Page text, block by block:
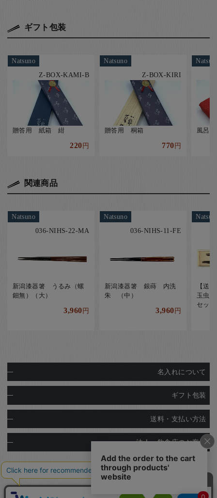
ギフト包装
Natsuno
Z-BOX-KAMI-B
贈答用 紙箱 紺
220円
Natsuno
Z-BOX-KIRI
贈答用 桐箱
770円
風呂
関連商品
Natsuno
036-NIHS-22-MA
新潟漆器箸 うるみ（螺
鈿無）（大）
3,960円
Natsuno
036-NIHS-11-FE
新潟漆器箸 銀蒔 内洗
朱 （中）
3,960円
【送
玉虫
セッ
名入れについて
ギフト包装
送料・支払い方法
法人・飲食店のお客様